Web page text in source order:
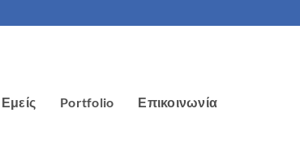
Εμείς Portfolio Επικοινωνία